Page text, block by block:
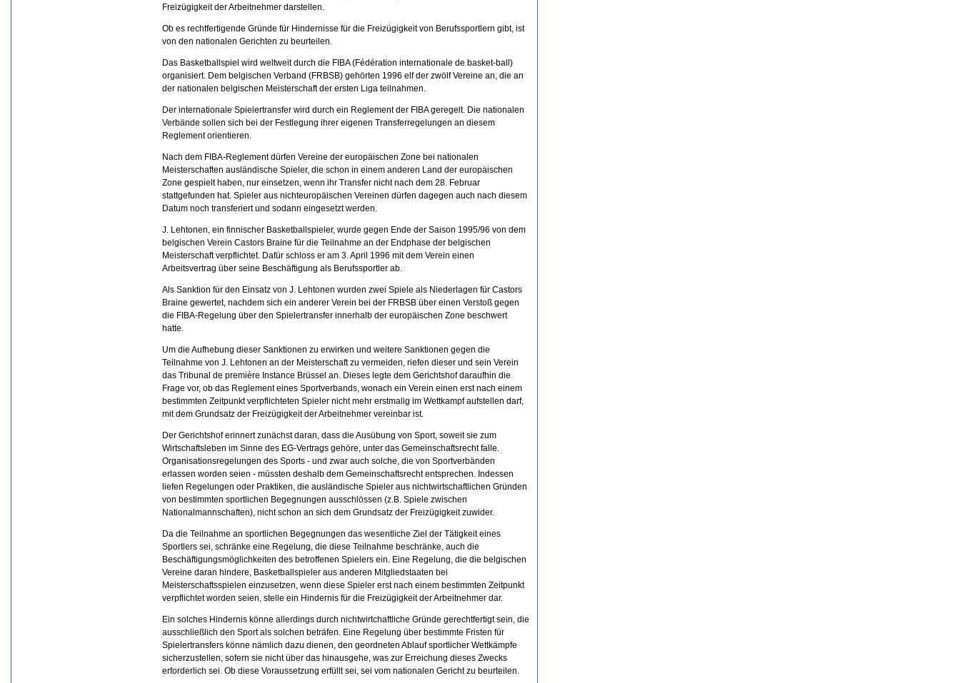
Freizügigkeit der Arbeitnehmer darstellen.
Ob es rechtfertigende Gründe für Hindernisse für die Freizügigkeit von Berufssportlern gibt, ist
von den nationalen Gerichten zu beurteilen.
Das Basketballspiel wird weltweit durch die FIBA (Fédération internationale de basket-ball)
organisiert. Dem belgischen Verband (FRBSB) gehörten 1996 elf der zwölf Vereine an, die an
der nationalen belgischen Meisterschaft der ersten Liga teilnahmen.
Der internationale Spielertransfer wird durch ein Reglement der FIBA geregelt. Die nationalen
Verbände sollen sich bei der Festlegung ihrer eigenen Transferregelungen an diesem
Reglement orientieren.
Nach dem FIBA-Reglement dürfen Vereine der europäischen Zone bei nationalen
Meisterschaften ausländische Spieler, die schon in einem anderen Land der europäischen
Zone gespielt haben, nur einsetzen, wenn ihr Transfer nicht nach dem 28. Februar
stattgefunden hat. Spieler aus nichteuropäischen Vereinen dürfen dagegen auch nach diesem
Datum noch transferiert und sodann eingesetzt werden.
J. Lehtonen, ein finnischer Basketballspieler, wurde gegen Ende der Saison 1995/96 von dem
belgischen Verein Castors Braine für die Teilnahme an der Endphase der belgischen
Meisterschaft verpflichtet. Dafür schloss er am 3. April 1996 mit dem Verein einen
Arbeitsvertrag über seine Beschäftigung als Berufssportler ab.
Als Sanktion für den Einsatz von J. Lehtonen wurden zwei Spiele als Niederlagen für Castors
Braine gewertet, nachdem sich ein anderer Verein bei der FRBSB über einen Verstoß gegen
die FIBA-Regelung über den Spielertransfer innerhalb der europäischen Zone beschwert
hatte.
Um die Aufhebung dieser Sanktionen zu erwirken und weitere Sanktionen gegen die
Teilnahme von J. Lehtonen an der Meisterschaft zu vermeiden, riefen dieser und sein Verein
das Tribunal de première Instance Brüssel an. Dieses legte dem Gerichtshof daraufhin die
Frage vor, ob das Reglement eines Sportverbands, wonach ein Verein einen erst nach einem
bestimmten Zeitpunkt verpflichteten Spieler nicht mehr erstmalig im Wettkampf aufstellen darf,
mit dem Grundsatz der Freizügigkeit der Arbeitnehmer vereinbar ist.
Der Gerichtshof erinnert zunächst daran, dass die Ausübung von Sport, soweit sie zum
Wirtschaftsleben im Sinne des EG-Vertrags gehöre, unter das Gemeinschaftsrecht falle.
Organisationsregelungen des Sports - und zwar auch solche, die von Sportverbänden
erlassen worden seien - müssten deshalb dem Gemeinschaftsrecht entsprechen. Indessen
liefen Regelungen oder Praktiken, die ausländische Spieler aus nichtwirtschaftlichen Gründen
von bestimmten sportlichen Begegnungen ausschlössen (z.B. Spiele zwischen
Nationalmannschaften), nicht schon an sich dem Grundsatz der Freizügigkeit zuwider.
Da die Teilnahme an sportlichen Begegnungen das wesentliche Ziel der Tätigkeit eines
Sportlers sei, schränke eine Regelung, die diese Teilnahme beschränke, auch die
Beschäftigungsmöglichkeiten des betroffenen Spielers ein. Eine Regelung, die die belgischen
Vereine daran hindere, Basketballspieler aus anderen Mitgliedstaaten bei
Meisterschaftsspielen einzusetzen, wenn diese Spieler erst nach einem bestimmten Zeitpunkt
verpflichtet worden seien, stelle ein Hindernis für die Freizügigkeit der Arbeitnehmer dar.
Ein solches Hindernis könne allerdings durch nichtwirtchaftliche Gründe gerechtfertigt sein, die
ausschließlich den Sport als solchen beträfen. Eine Regelung über bestimmte Fristen für
Spielertransfers könne nämlich dazu dienen, den geordneten Ablauf sportlicher Wettkämpfe
sicherzustellen, sofern sie nicht über das hinausgehe, was zur Erreichung dieses Zwecks
erforderlich sei. Ob diese Voraussetzung erfüllt sei, sei vom nationalen Gericht zu beurteilen.